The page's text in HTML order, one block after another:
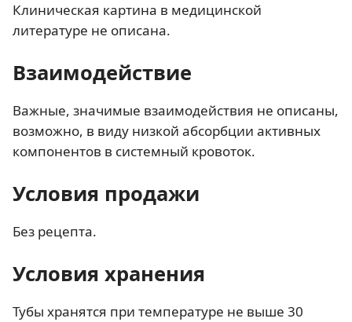
Клиническая картина в медицинской
литературе не описана.
Взаимодействие
Важные, значимые взаимодействия не описаны,
возможно, в виду низкой абсорбции активных
компонентов в системный кровоток.
Условия продажи
Без рецепта.
Условия хранения
Тубы хранятся при температуре не выше 30